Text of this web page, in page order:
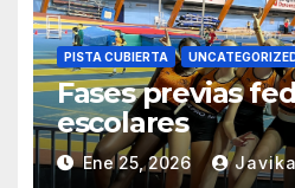
PISTA CUBIERTA
Fases previas
escolares
Ene 25, 2026 Javika